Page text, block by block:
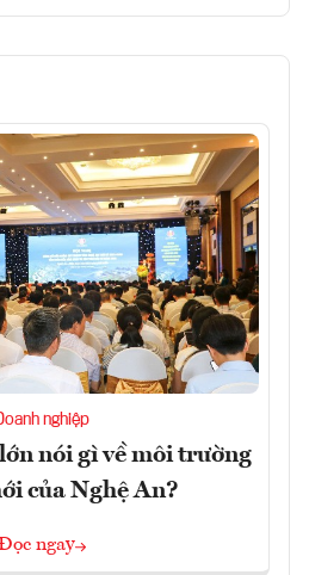
nghiệp
nói gì về môi trường
của Nghệ An?
ngay